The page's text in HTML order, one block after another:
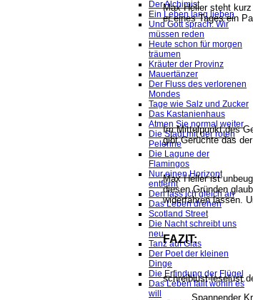
Der Alchimist
Ein Leben lang lieben
Und Gott sprach: Wir
müssen reden
Heute schon für morgen
träumen
Kräuter der Provinz
Mauertänzer
Der Fluss des verlorenen
Mondes
Tage wie Salz und Zucker
Das Kastanienhaus
Atmen Sie normal weiter
Die Stadt mit der roten
Pelerine
Die Lagune der
Flamingos
Nur einen Horizont
entfernt
Den lass ich gleich an
Das Leben drehen
Scotland Street
Die Nacht schreibt uns
neu
Tanz auf Glas
Der Poet der kleinen
Dinge
Die Erfindung der Flügel
Das Leben fällt wohin es
will
Max Heller steht
er eines Tages ein
Im Mittelpunkt des
gibt Gerüchte das
Max Heller ist
diesen Gründen
widerfahren lassen.
FAZIT:
schreiblust-
Spannender